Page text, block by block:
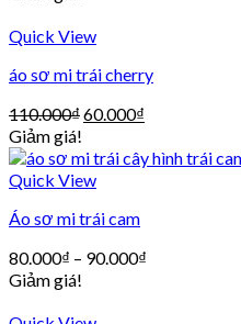
Quick View
áo sơ mi trái cherry
110.000₫60.000₫
Giảm giá!
Quick View
Áo sơ mi trái cam
80.000₫ – 90.000₫
Giảm giá!